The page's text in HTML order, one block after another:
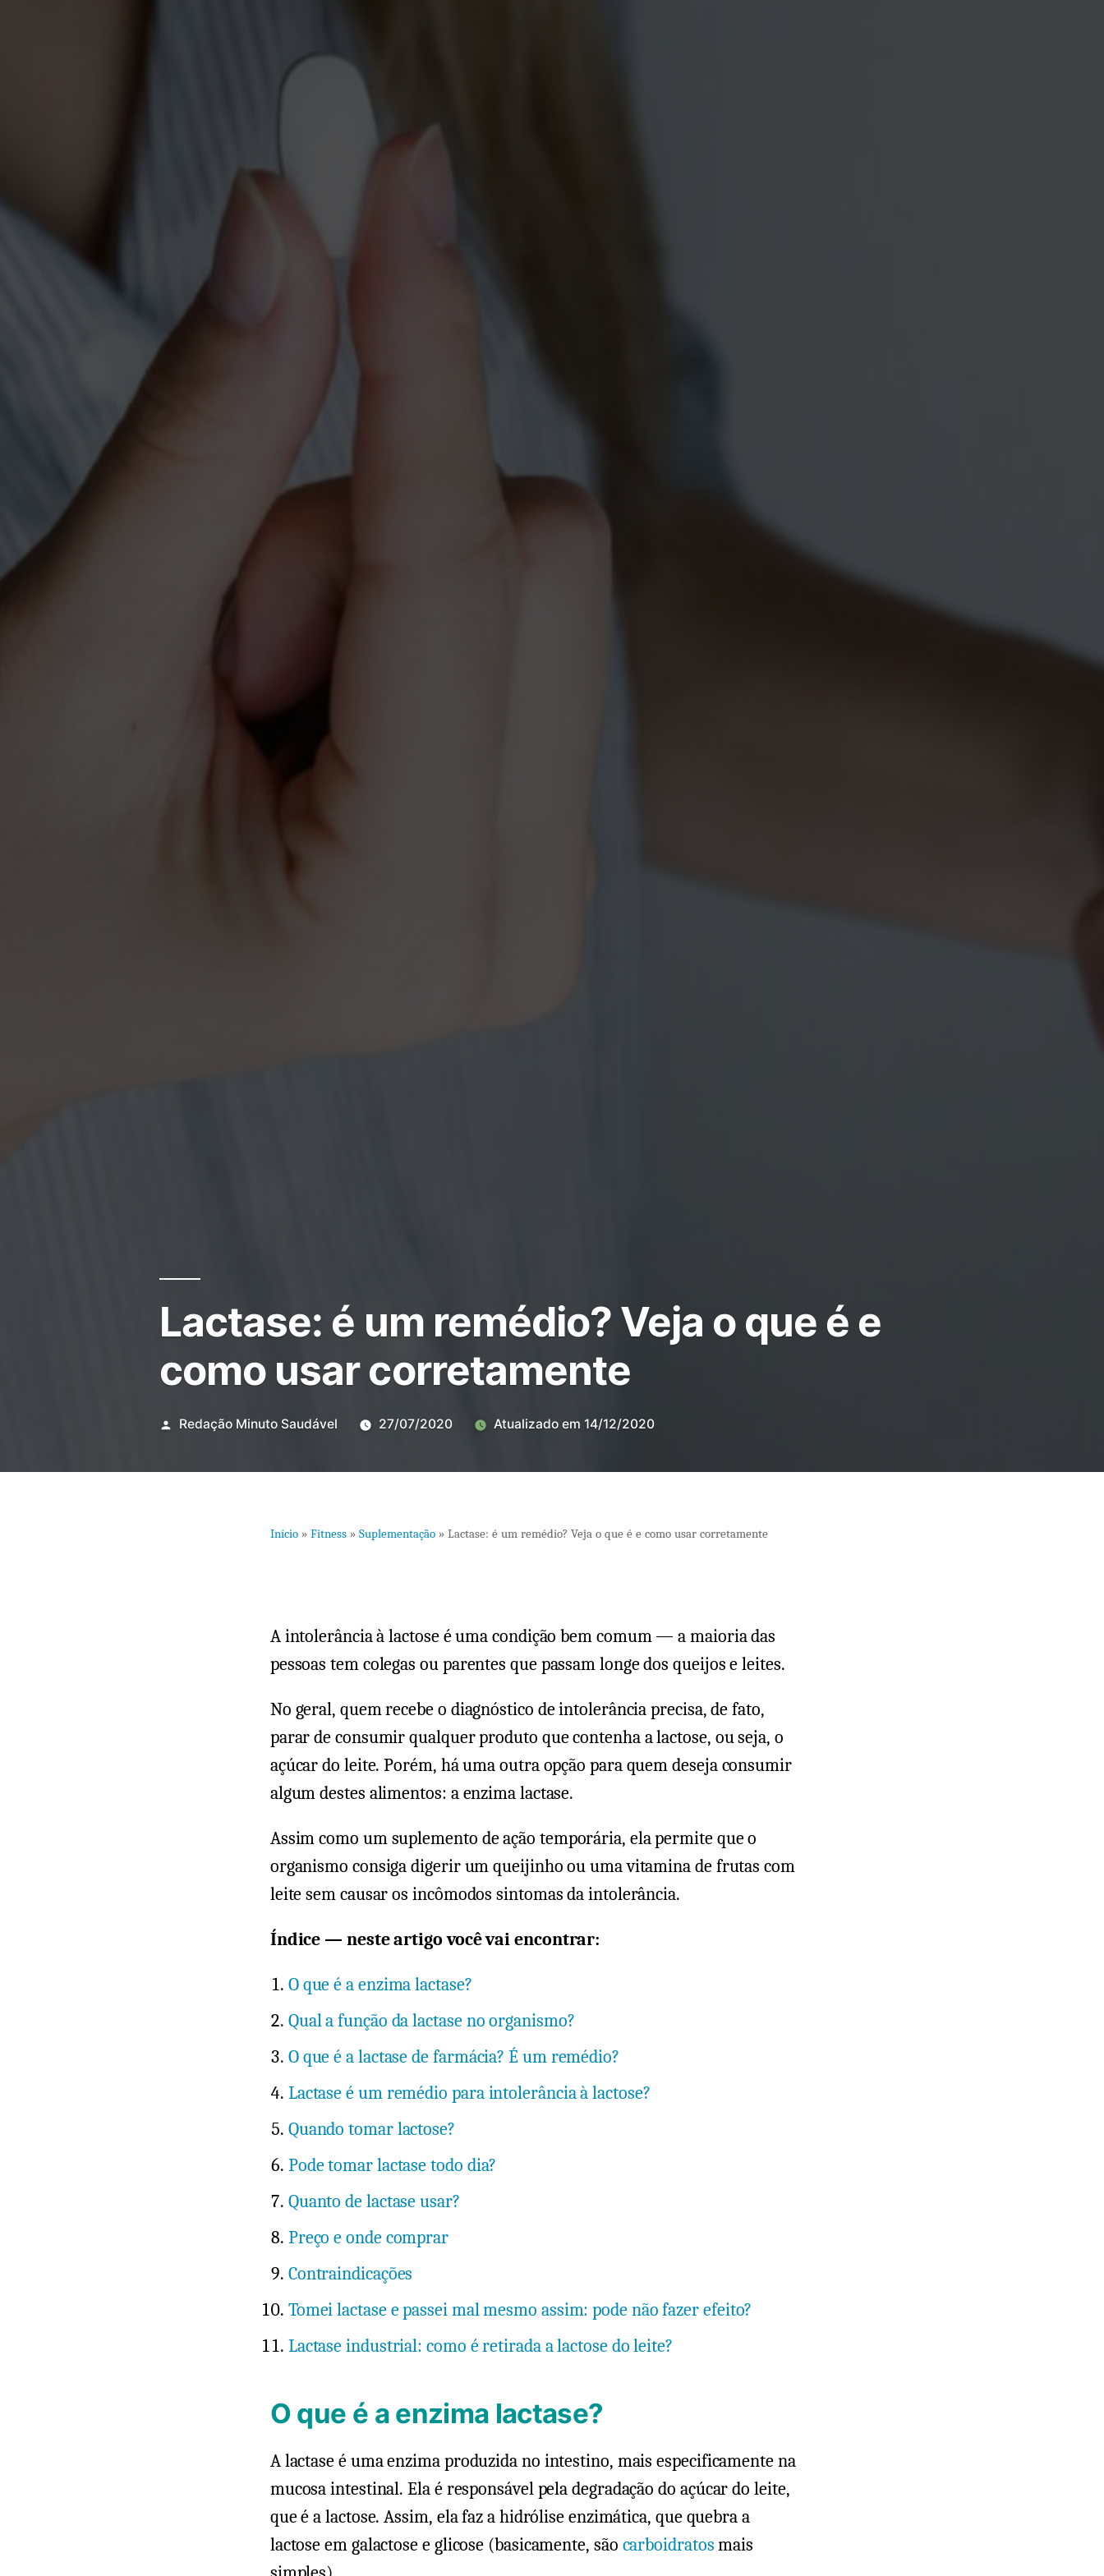
Lactase: é um remédio? Veja o que é e
como usar corretamente
Redação Minuto Saudável 27/07/2020 Atualizado em 14/12/2020
Início» Fitness» Suplementação» Lactase: é um remédio? Veja o que é e como usar corretamente
A intolerância à lactose é uma condição bem comum — a maioria das
pessoas tem colegas ou parentes que passam longe dos queijos e leites.
No geral, quem recebe o diagnóstico de intolerância precisa, de fato,
parar de consumir qualquer produto que contenha a lactose, ou seja, o
açúcar do leite. Porém, há uma outra opção para quem deseja consumir
algum destes alimentos: a enzima lactase.
Assim como um suplemento de ação temporária, ela permite que o
organismo consiga digerir um queijinho ou uma vitamina de frutas com
leite sem causar os incômodos sintomas da intolerância.
Índice — neste artigo você vai encontrar:
O que é a enzima lactase?
Qual a função da lactase no organismo?
O que é a lactase de farmácia? É um remédio?
Lactase é um remédio para intolerância à lactose?
Quando tomar lactose?
Pode tomar lactase todo dia?
Quanto de lactase usar?
Preço e onde comprar
Contraindicações
Tomei lactase e passei mal mesmo assim: pode não fazer efeito?
Lactase industrial: como é retirada a lactose do leite?
O que é a enzima lactase?
A lactase é uma enzima produzida no intestino, mais especificamente na
mucosa intestinal. Ela é responsável pela degradação do açúcar do leite,
que é a lactose. Assim, ela faz a hidrólise enzimática, que quebra a
lactose em galactose e glicose (basicamente, são carboidratosmais